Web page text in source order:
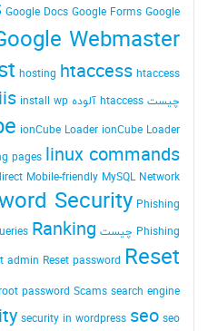
Google Docs Google Forms Google
Webmaster
hosting htaccess htaccess
چیست htaccess آلوده iis install wp
ionCube Loader ionCube Loader چیست
pages linux commands
Mobile-friendly MySQL Network
Security Phishing
Phishing چیست
Ranking
admin Reset password Reset
password Scams search engine
security in wordpress seo seo چیست